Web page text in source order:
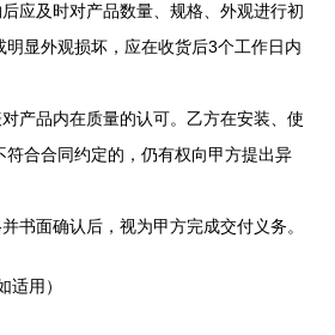
应及时对产品数量、规格、外观进行初
显外观损坏，应在收货后3个工作日内
产品内在质量的认可。乙方在安装、使
符合合同约定的，仍有权向甲方提出异
书面确认后，视为甲方完成交付义务。
适用）